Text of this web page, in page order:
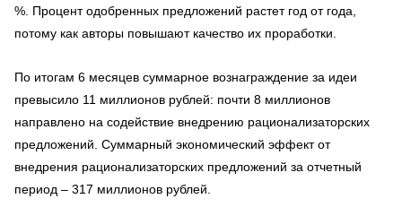
%. Процент одобренных предложений растет год от года,
потому как авторы повышают качество их проработки.
По итогам 6 месяцев суммарное вознаграждение за идеи
превысило 11 миллионов рублей: почти 8 миллионов
направлено на содействие внедрению рационализаторских
предложений. Суммарный экономический эффект от
внедрения рационализаторских предложений за отчетный
период – 317 миллионов рублей.